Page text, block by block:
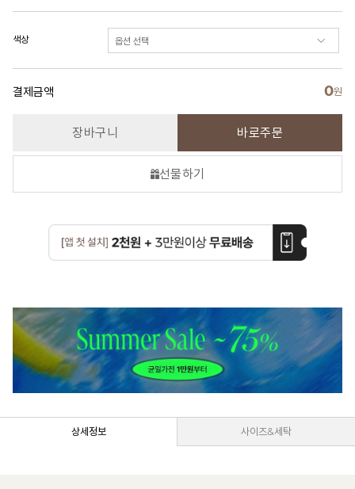
색상
결제금액 0원
장바구니 바로주문
선물하기
상세정보 사이즈&세탁